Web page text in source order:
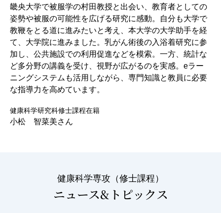
畿央大学で被服学の村田教授と出会い、教育者としての
姿勢や被服の可能性を広げる研究に感動。自分も大学で
教鞭をとる道に進みたいと考え、本大学の大学助手を経
て、大学院に進みました。乳がん術後の入浴着研究に参
加し、公共施設での利用促進などを模索。一方、統計な
ど多分野の講義を受け、視野が広がるのを実感。eラー
ニングシステムも活用しながら、専門知識と教員に必要
な指導力を高めています。
健康科学研究科修士課程在籍
小松 智菜美さん
健康科学専攻（修士課程）
ニュース&トピックス